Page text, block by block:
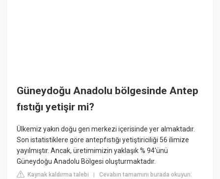
Güneydoğu Anadolu bölgesinde Antep
fıstığı yetişir mi?
Ülkemiz yakın doğu gen merkezi içerisinde yer almaktadır.
Son istatistiklere göre antepfıstığı yetiştiriciliği 56 ilimize
yayılmıştır. Ancak, üretimimizin yaklaşık % 94'ünü
Güneydoğu Anadolu Bölgesi oluşturmaktadır.
Kaynak kaldırma talebi |Cevabın tamamını burada okuyun: